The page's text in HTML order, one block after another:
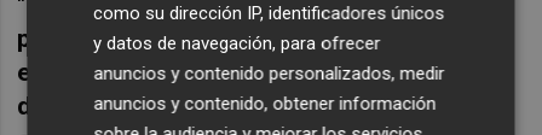
para motivarles pues el partido y el
escenario te llevan a ir con ilusión. La
derrota frente al Palencia la olvidamos y el
como su dirección IP, identificadores únicos
y datos de navegación, para ofrecer
anuncios y contenido personalizados, medir
anuncios y contenido, obtener información